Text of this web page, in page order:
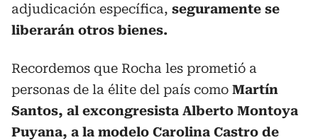
adjudicación específica, seguramente se
liberarán otros bienes.
Recordemos que Rocha les prometió a
personas de la élite del país como Martín
Santos, al excongresista Alberto Montoya
Puyana, a la modelo Carolina Castro de